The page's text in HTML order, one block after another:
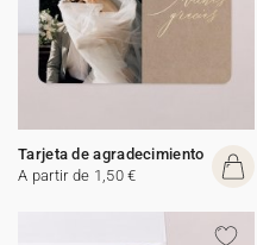
Tarjeta de agradecimiento
A partir de 1,50 €